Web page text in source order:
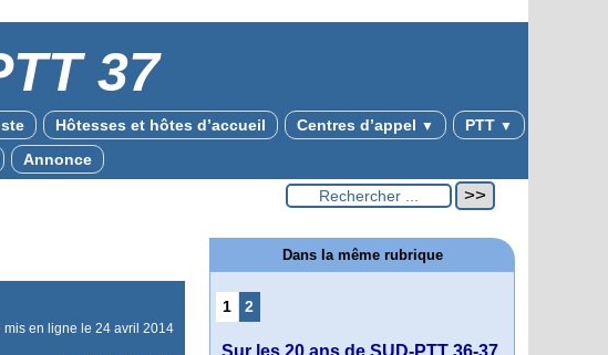
37
Hôtesses et hôtes d’accueil Centres d’appel ▼ PTT ▼
Annonce
mis en ligne le 24 avril 2014
Dans la même rubrique
1 2